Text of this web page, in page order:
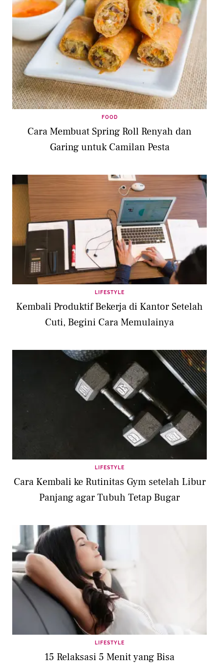
FOOD
Cara Membuat Spring Roll Renyah dan
Garing untuk Camilan Pesta
LIFESTYLE
Kembali Produktif Bekerja di Kantor Setelah
Cuti, Begini Cara Memulainya
LIFESTYLE
Cara Kembali ke Rutinitas Gym setelah Libur
Panjang agar Tubuh Tetap Bugar
LIFESTYLE
15 Relaksasi 5 Menit yang Bisa